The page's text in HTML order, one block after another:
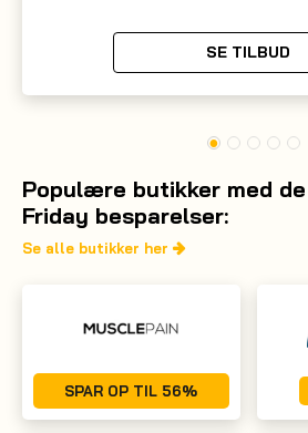
SE TILBUD
Populære butikker med
Friday besparelser:
Se alle butikker her
SPAR OP TIL 56%